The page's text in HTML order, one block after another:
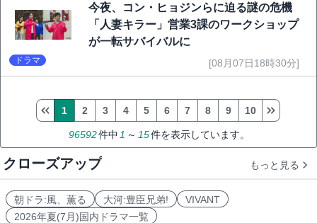
今夜、コン・ヒョジンらに迫る謎の危機
「人妻キラー」営業3課のワークショップ
が一転サバイバルに
ドラマ [08月07日18時30分]
96592件中 1 ～ 15件を表示しています。
1 2 3 4 5 6 7 8 9 10
クローズアップ もっと見る
朝ドラ:風、薫る 大河:豊臣兄弟!
VIVANT
2026年夏(7月)国内ドラマ一覧